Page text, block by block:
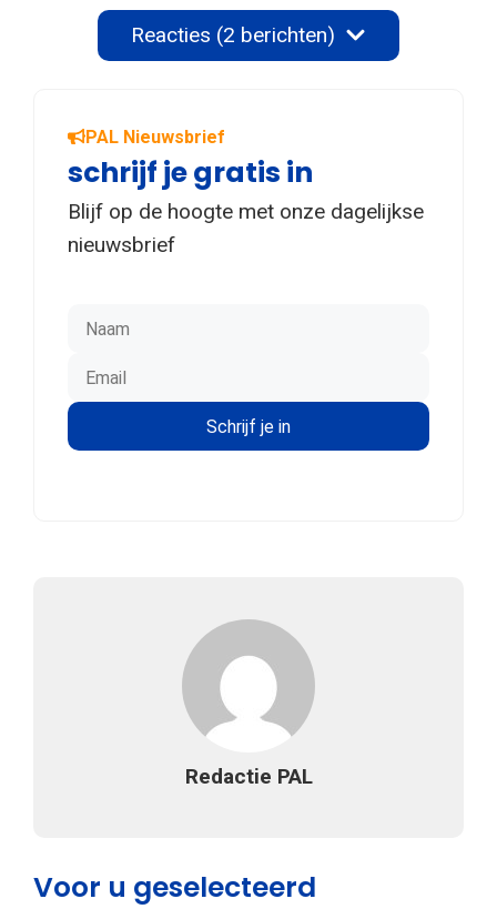
Reacties (2 berichten)
PAL Nieuwsbrief
schrijf je gratis in
Blijf op de hoogte met onze dagelijkse
nieuwsbrief
Redactie PAL
Voor u geselecteerd